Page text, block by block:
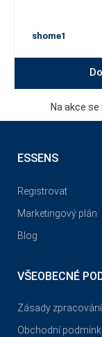
shome1
Na akce
ESSENS
Registrovat
Marketingový plán
Blog
VŠEOBECNÉ
Zásady
Obchodní